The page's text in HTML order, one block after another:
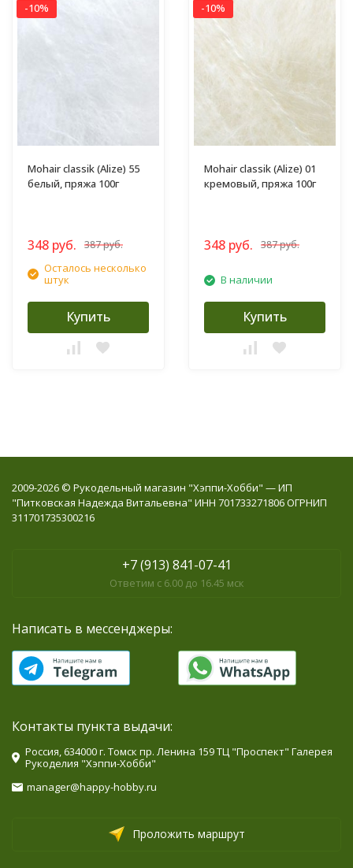
-10%
Mohair classik (Alize) 55
белый, пряжа 100г
348 руб. 387 руб.
Осталось несколько
штук
Купить
-10%
Mohair classik (Alize) 01
кремовый, пряжа 100г
348 руб. 387 руб.
В наличии
Купить
2009-2026 © Рукодельный магазин "Хэппи-Хобби" — ИП
"Питковская Надежда Витальевна" ИНН 701733271806 ОГРНИП
311701735300216
+7 (913) 841-07-41
Ответим с 6.00 до 16.45 мск
Написать в мессенджеры:
Контакты пункта выдачи:
Россия, 634000 г. Томск пр. Ленина 159 ТЦ "Проспект" Галерея
Рукоделия "Хэппи-Хобби"
manager@happy-hobby.ru
Проложить маршрут